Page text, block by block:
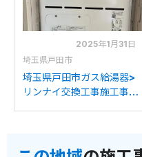
2025年1月31日
埼玉県戸田市
埼玉県戸田市ガス給湯器>
リンナイ交換工事施工事
3(B)への交換